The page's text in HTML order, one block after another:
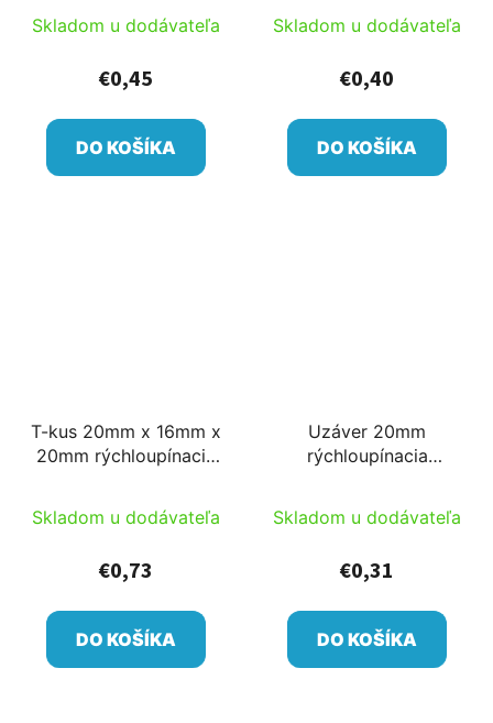
Skladom u dodávateľa
€0,45
DO KOŠÍKA
tvarovka s reverzným
upínaním
Skladom u dodávateľa
€0,40
DO KOŠÍKA
T-kus 20mm x 16mm x
20mm rýchloupínacia
Skladom u dodávateľa
€0,73
DO KOŠÍKA
Uzáver 20mm
rýchloupínacia
Skladom u dodávateľa
€0,31
DO KOŠÍKA